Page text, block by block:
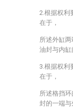
2.根据权利
在于，
所述外缸
油封与内缸
3.根据权利
在于，
所述格挡
封的一端